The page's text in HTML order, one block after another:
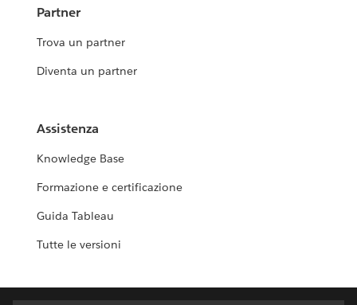
Partner
Trova un partner
Diventa un partner
Assistenza
Knowledge Base
Formazione e certificazione
Guida Tableau
Tutte le versioni